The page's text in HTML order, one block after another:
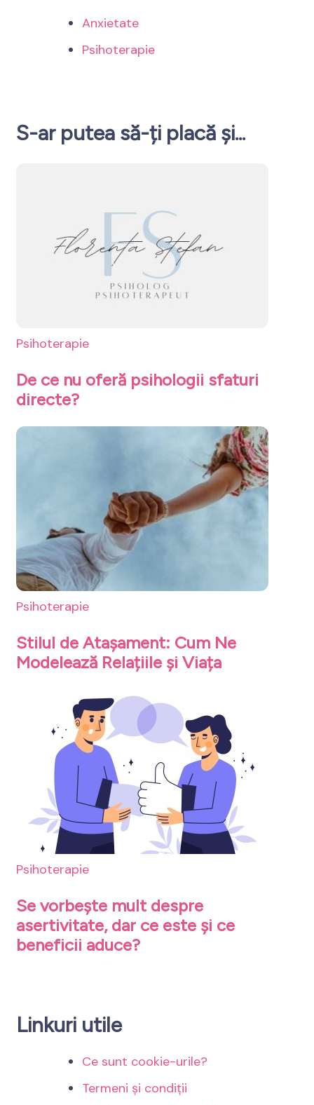
Anxietate
Psihoterapie
S-ar putea să-ți placă și...
Psihoterapie
De ce nu oferă psihologii sfaturi
directe?
Psihoterapie
Stilul de Atașament: Cum Ne
Modelează Relațiile și Viața
Psihoterapie
Se vorbește mult despre
asertivitate, dar ce este și ce
beneficii aduce?
Linkuri utile
Ce sunt cookie-urile?
Termeni și condiții